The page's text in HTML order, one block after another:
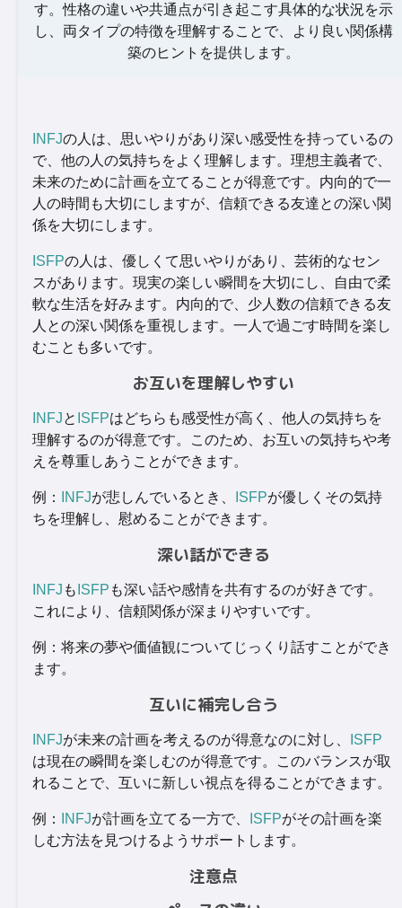
す。性格の違いや共通点が引き起こす具体的な状況を示
し、両タイプの特徴を理解することで、より良い関係構
築のヒントを提供します。
INFJの人は、思いやりがあり深い感受性を持っているの
で、他の人の気持ちをよく理解します。理想主義者で、
未来のために計画を立てることが得意です。内向的で一
人の時間も大切にしますが、信頼できる友達との深い関
係を大切にします。
ISFPの人は、優しくて思いやりがあり、芸術的なセン
スがあります。現実の楽しい瞬間を大切にし、自由で柔
軟な生活を好みます。内向的で、少人数の信頼できる友
人との深い関係を重視します。一人で過ごす時間を楽し
むことも多いです。
お互いを理解しやすい
INFJと ISFPはどちらも感受性が高く、他人の気持ちを
理解するのが得意です。このため、お互いの気持ちや考
えを尊重しあうことができます。
例： INFJが悲しんでいるとき、 ISFPが優しくその気持
ちを理解し、慰めることができます。
深い話ができる
INFJ も ISFP も深い話や感情を共有するのが好きです。
これにより、信頼関係が深まりやすいです。
例：将来の夢や価値観についてじっくり話すことができ
ます。
互いに補完し合う
INFJが未来の計画を考えるのが得意なのに対し、
ISFP
は現在の瞬間を楽しむのが得意です。このバランスが取
れることで、互いに新しい視点を得ることができます。
例： INFJが計画を立てる一方で、 ISFPがその計画を楽
しむ方法を見つけるようサポートします。
注意点